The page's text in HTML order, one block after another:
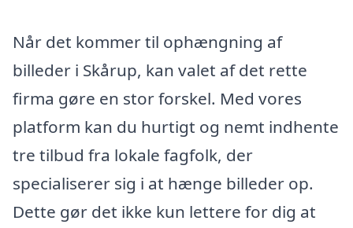
Når det kommer til ophængning af
billeder i Skårup, kan valet af det rette
firma gøre en stor forskel. Med vores
platform kan du hurtigt og nemt indhente
tre tilbud fra lokale fagfolk, der
specialiserer sig i at hænge billeder op.
Dette gør det ikke kun lettere for dig at